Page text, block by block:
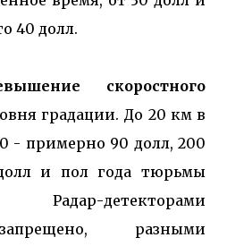
40 долл.
скоростного
градации. До 20 км в
- примерно 90 долл, 200
и пол года тюрьмы
Радар-детекторами
разными